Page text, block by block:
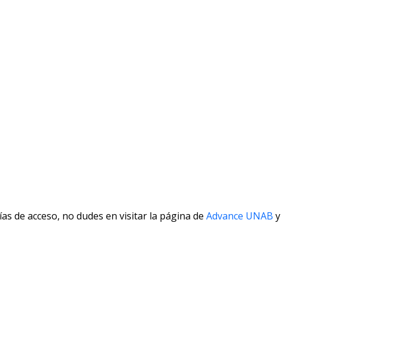
de acceso, no dudes en visitar la página de Advance UNAB y